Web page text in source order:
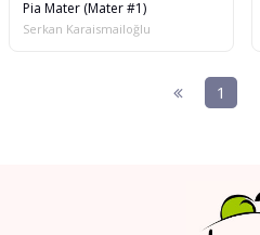
Pia Mater (Mater #1)
Serkan Karaismailoğlu
1